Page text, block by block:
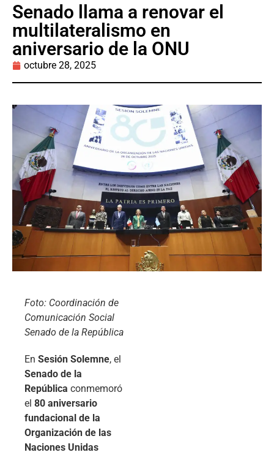
Senado llama a renovar el
multilateralismo en
aniversario de la ONU
octubre 28, 2025
Foto: Coordinación de
Comunicación Social
Senado de la República
En Sesión Solemne, el
Senado de la
República conmemoró
el 80 aniversario
fundacional de la
Organización de las
Naciones Unidas